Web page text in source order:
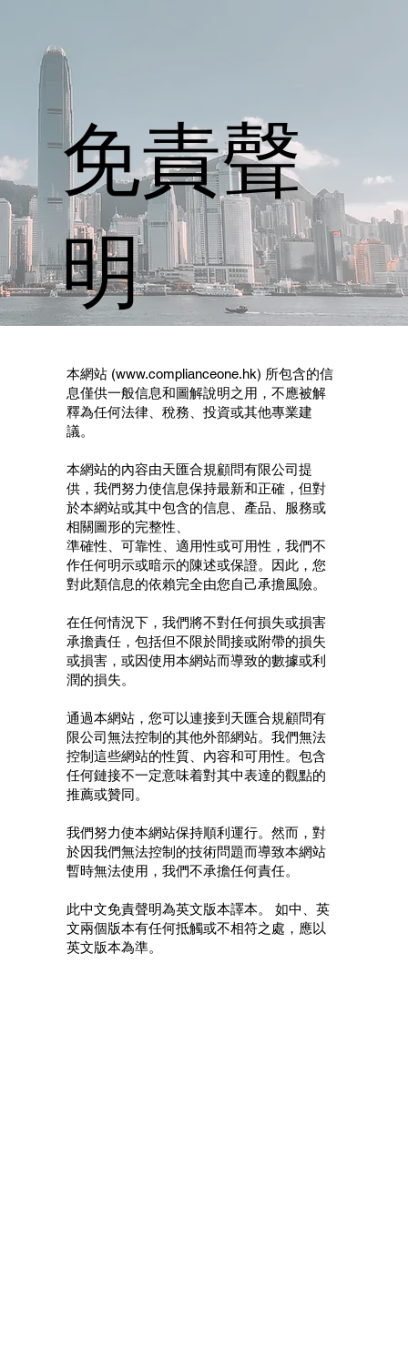
​免責聲
明
本網站 (www.complianceone.hk) 所包含的信
息僅供一般信息和圖解說明之用，不應被解
釋為任何法律、稅務、投資或其他專業建
議。
本網站的內容由天匯合規顧問有限公司提
供，我們努力使信息保持最新和正確，但對
於本網站或其中包含的信息、產品、服務或
相關圖形的完整性、
準確性、可靠性、適用性或可用性，我們不
作任何明示或暗示的陳述或保證。因此，您
對此類信息的依賴完全由您自己承擔風險。
在任何情況下，我們將不對任何損失或損害
承擔責任，包括但不限於間接或附帶的損失
或損害，或因使用本網站而導致的數據或利
潤的損失。
通過本網站，您可以連接到天匯合規顧問有
限公司無法控制的其他外部網站。我們無法
控制這些網站的性質、內容和可用性。包含
任何鏈接不一定意味着對其中表達的觀點的
推薦或贊同。
我們努力使本網站保持順利運行。然而，對
於因我們無法控制的技術問題而導致本網站
暫時無法使用，我們不承擔任何責任。
此中文免責聲明為英文版本譯本。 如中、英
文兩個版本有任何抵觸或不相符之處，應以
英文版本為準。